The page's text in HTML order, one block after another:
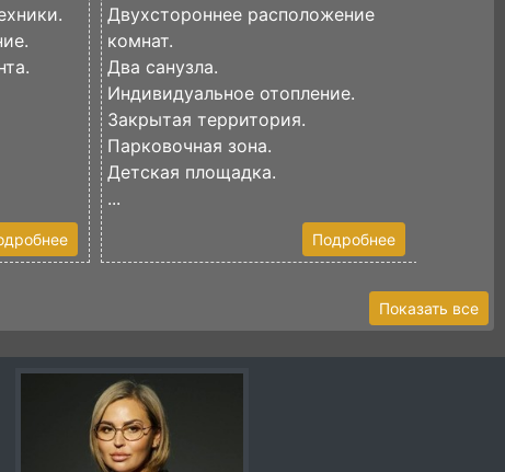
Двухстороннее расположение
комнат.
Два санузла.
Индивидуальное отопление.
Закрытая территория.
Парковочная зона.
Детская площадка.
...
Подробнее
Показать все